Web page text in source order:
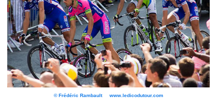
© Frédéric Rambault www.ledicodutour.com